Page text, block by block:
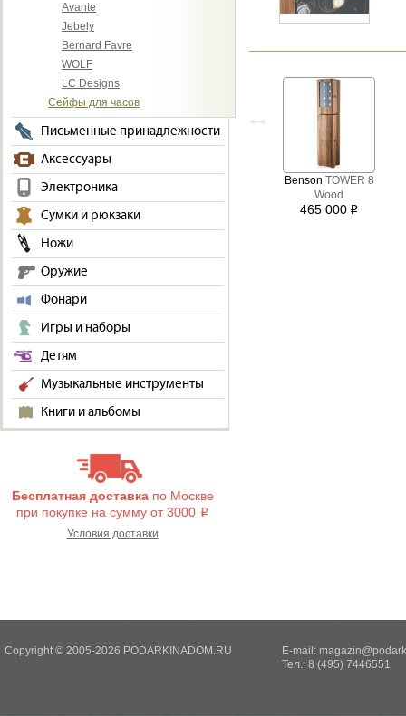
Avante
Jebely
Bernard Favre
WOLF
LC Designs
Сейфы для часов
Письменные принадлежности
Аксессуары
Электроника
Сумки и рюкзаки
Ножи
Оружие
Фонари
Игры и наборы
Детям
Музыкальные инструменты
Книги и альбомы
Бесплатная доставкапо Москве
при покупке на сумму от 3000 i
Условия доставки
Benson TOWER 8
Wood
465 000 i
Copyright © 2005-2026 PODARKINADOM.RU E-mail:
Тел.: 8 (495) 7446551